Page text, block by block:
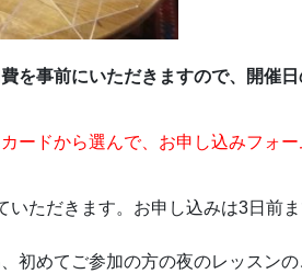
を事前にいただきますので、開催
ードから選んで、お申し込みフォ
ただきます。お申し込みは3日前ま
初めてご参加の方の夜のレッスン